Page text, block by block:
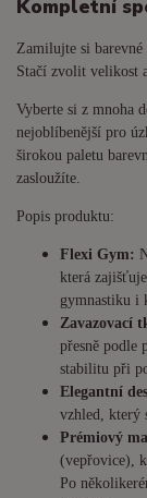
Kompletní
Zamilujte si barevné
Stačí zvolit velikost
Vyberte si z mnoha
nejoblíbenější pro
širokou paletu
zasloužíte.
Popis produktu:
Flexi Gym:
která
gymnastiku i
Zavazovací
přesně podle
stabilitu při
Elegantní
vzhled, který
Prémiový
(vepřovice),
Po